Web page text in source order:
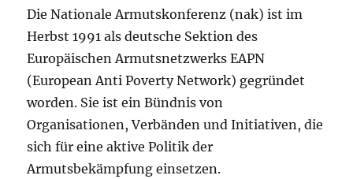
Die Nationale Armutskonferenz (nak) ist im
Herbst 1991 als deutsche Sektion des
Europäischen Armutsnetzwerks EAPN
(European Anti Poverty Network) gegründet
worden. Sie ist ein Bündnis von
Organisationen, Verbänden und Initiativen, die
sich für eine aktive Politik der
Armutsbekämpfung einsetzen.